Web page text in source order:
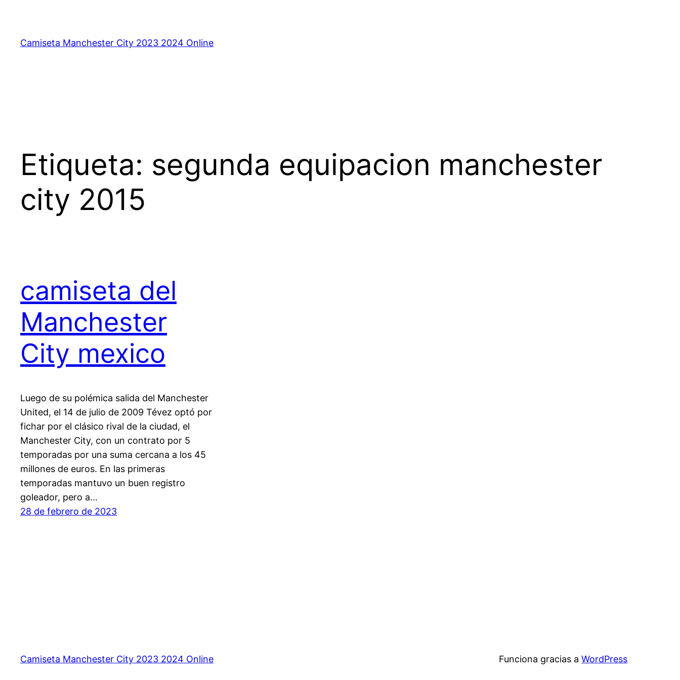
contenido
Camiseta Manchester City 2023 2024 Online
Etiqueta: segunda equipacion manchester
city 2015
camiseta del
Manchester
City mexico
Luego de su polémica salida del Manchester
United, el 14 de julio de 2009 Tévez optó por
fichar por el clásico rival de la ciudad, el
Manchester City, con un contrato por 5
temporadas por una suma cercana a los 45
millones de euros. En las primeras
temporadas mantuvo un buen registro
goleador, pero a…
28 de febrero de 2023
Camiseta Manchester City 2023 2024 Online Funciona gracias a WordPress